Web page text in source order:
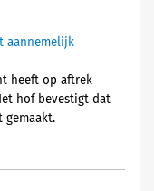
aannemelijk
heeft op aftrek
hof bevestigt dat
gemaakt.